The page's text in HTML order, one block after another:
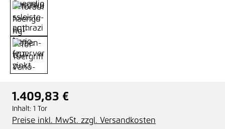
Regulärer Preis:
1.409,83 €
Inhalt: 1 Tor
Preise inkl. MwSt. zzgl. Versandkosten